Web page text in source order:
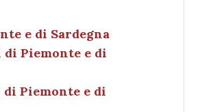
e di Sardegna
Piemonte e di
Piemonte e di